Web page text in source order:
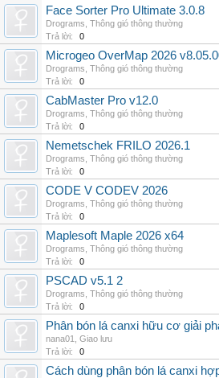
Face Sorter Pro Ultimate 3.0.8
Drograms Thông gió thông thường
Trả lời:
0
Microgeo OverMap 2026
Drograms Thông gió thông thường
Trả lời:
0
CabMaster Pro v12.0
Drograms Thông gió thông thường
Trả lời:
0
Nemetschek FRILO 2026.1
Drograms Thông gió thông thường
Trả lời:
0
CODE V CODEV 2026
Drograms Thông gió thông thường
Trả lời:
0
Maplesoft Maple 2026 x64
Drograms Thông gió thông thường
Trả lời:
0
PSCAD v5.1 2
Drograms Thông gió thông thường
Trả lời:
0
Phân bón lá canxi hữu cơ giải
nana01
Giao lưu
Trả lời:
0
Cách dùng phân bón lá canxi